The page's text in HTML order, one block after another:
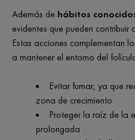
Además de hábitos
evidentes que pueden contribuir
Estas acciones complementan
a mantener el entorno del
Evitar fumar, ya que
zona de crecimiento
Proteger la raíz de la
prolongada